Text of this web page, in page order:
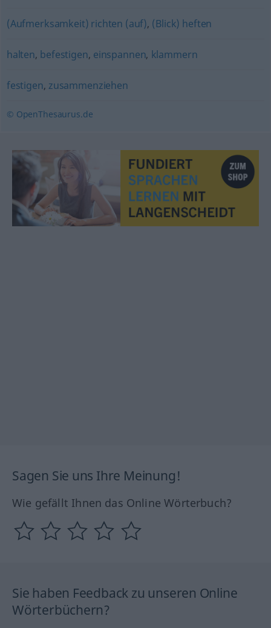
(Aufmerksamkeit) richten (auf), (Blick) heften
halten, befestigen, einspannen, klammern
festigen, zusammenziehen
© OpenThesaurus.de
Sagen Sie uns Ihre Meinung!
Wie gefällt Ihnen das Online Wörterbuch?
Sie haben Feedback zu unseren Online
Wörterbüchern?